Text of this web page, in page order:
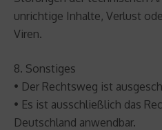
unrichtige Inhalte, Verlust
Viren.
8. Sonstiges
• Der Rechtsweg ist
• Es ist ausschließlich das
Deutschland anwendbar.